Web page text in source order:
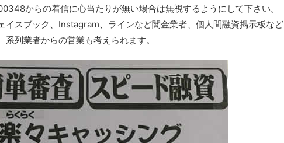
からの着信に心当たりが無い場合は無視するようにして下さい。
イスブック、Instagram、ラインなど闇金業者、個人間融資掲示板など
系列業者からの営業も考えられます。